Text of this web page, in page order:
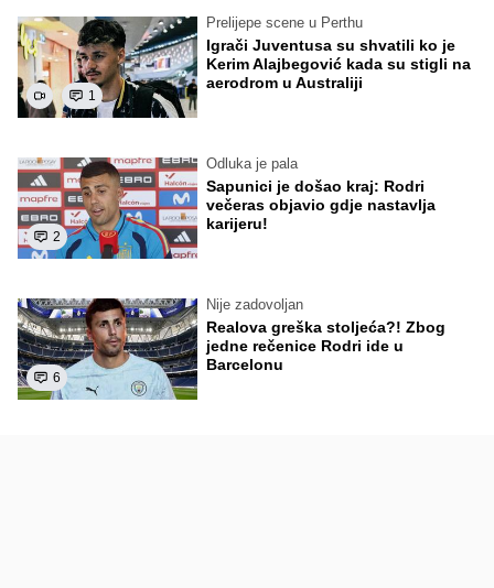
1
Prelijepe scene u Perthu
Igrači Juventusa su shvatili ko je
Kerim Alajbegović kada su stigli na
aerodrom u Australiji
2
Odluka je pala
Sapunici je došao kraj: Rodri
večeras objavio gdje nastavlja
karijeru!
6
Nije zadovoljan
Realova greška stoljeća?! Zbog
jedne rečenice Rodri ide u
Barcelonu